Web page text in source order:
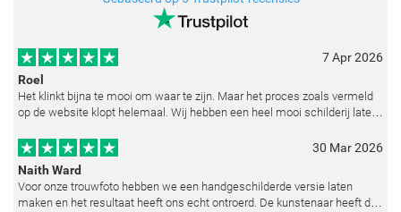
7 Apr 2026
Roel
Het klinkt bijna te mooi om waar te zijn. Maar het proces zoals vermeld
op de website klopt helemaal. Wij hebben een heel mooi schilderij laten
30 Mar 2026
Naith Ward
Voor onze trouwfoto hebben we een handgeschilderde versie laten
maken en het resultaat heeft ons echt ontroerd. De kunstenaar heeft de